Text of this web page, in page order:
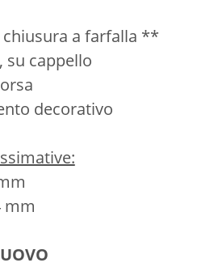
a farfalla **
su cappello
decorativo
mm